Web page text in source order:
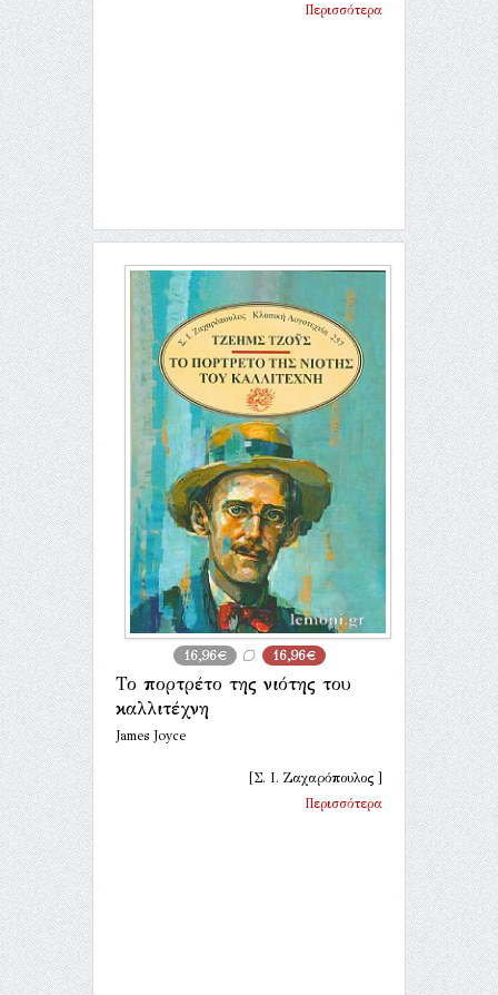
Περισσότερα
16,96€ 16,96€
Το πορτρέτο της νιότης του
καλλιτέχνη
James Joyce
[Σ. Ι. Ζαχαρόπουλος ]
Περισσότερα